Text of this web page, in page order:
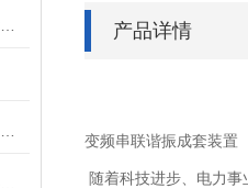
产品详情
变频串联谐振成套装置
随着科技进步、电力